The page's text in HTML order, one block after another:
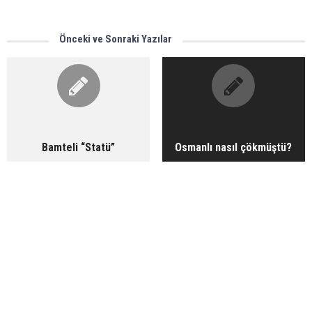
Önceki ve Sonraki Yazılar
Bamteli “Statü” Osmanlı nasıl çökmüştü?